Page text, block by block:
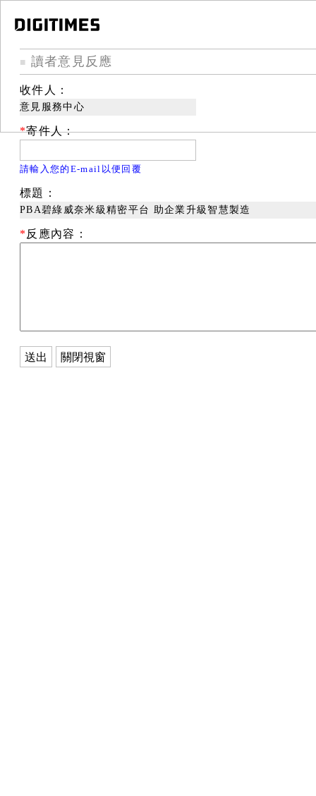
■ 讀者意見反應
收件人：
意見服務中心
*寄件人：
請輸入您的E-mail以便回覆
標題：
PBA碧綠威奈米級精密平台 助企業升級智慧製造
* 反應內容：